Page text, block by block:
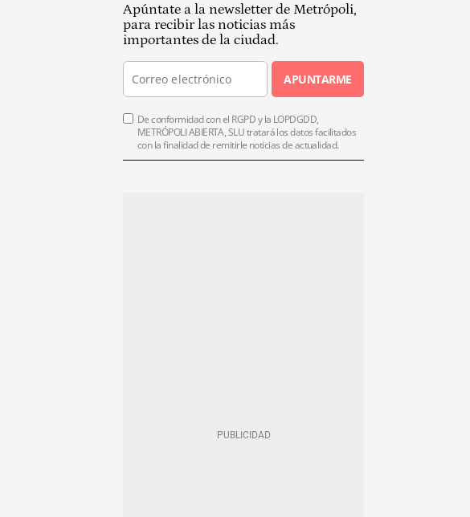
Apúntate a la newsletter de Metrópoli,
para recibir las noticias más
importantes de la ciudad.
APUNTARME
De conformidad con el RGPD y la LOPDGDD,
METRÓPOLI ABIERTA, SLU tratará los datos facilitados
con la finalidad de remitirle noticias de actualidad.